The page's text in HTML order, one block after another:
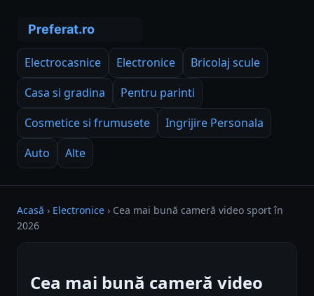
Electrocasnice Electronice
Bricolaj scule
Casa si gradina
Pentru parinti
Cosmetice si frumusete
Ingrijire Personala
Auto
Alte
Acasă › Electronice › Cea mai bună cameră video sport în
2026
Cea mai bună cameră video